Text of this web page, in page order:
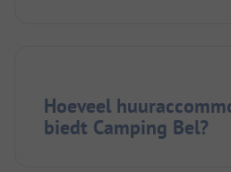
Hoeveel
biedt Camping Bel?